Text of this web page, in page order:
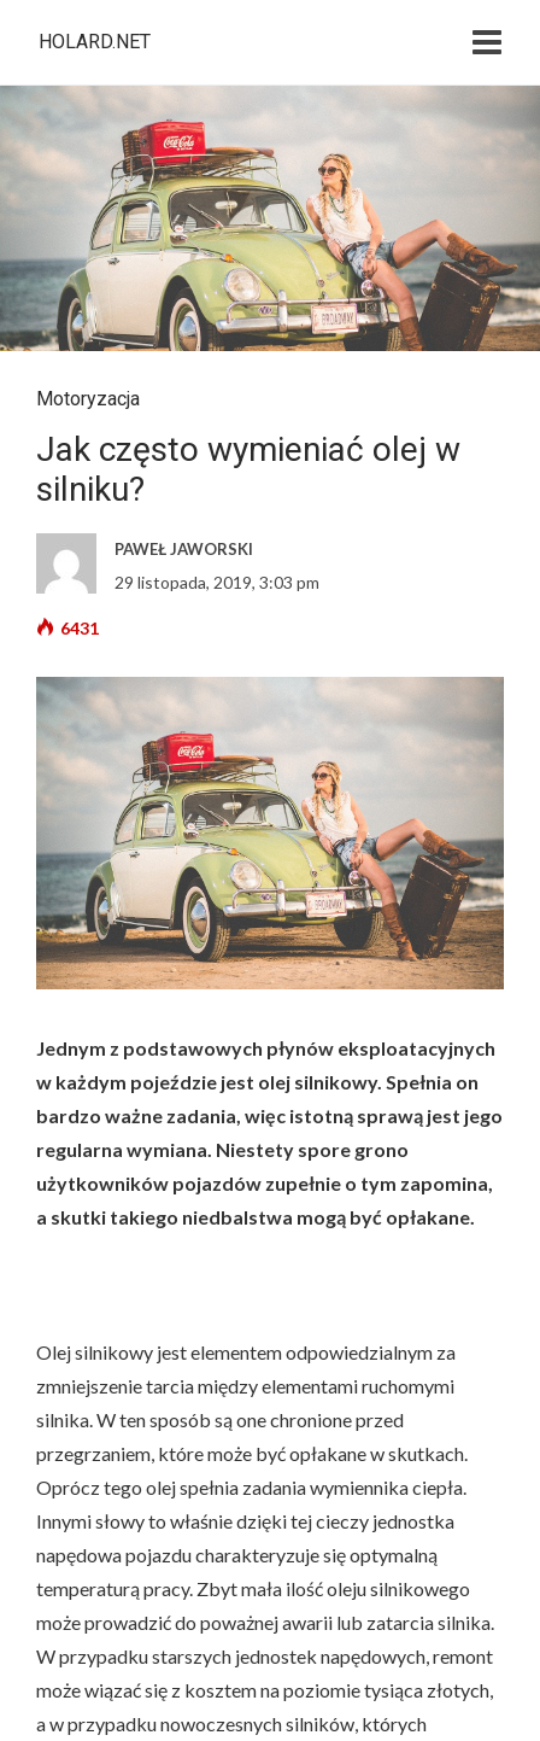
HOLARD.NET
Motoryzacja
Jak często wymieniać olej w
silniku?
PAWEŁ JAWORSKI
29 listopada, 2019, 3:03 pm
6431
Jednym z podstawowych płynów eksploatacyjnych
w każdym pojeździe jest olej silnikowy. Spełnia on
bardzo ważne zadania, więc istotną sprawą jest jego
regularna wymiana. Niestety spore grono
użytkowników pojazdów zupełnie o tym zapomina,
a skutki takiego niedbalstwa mogą być opłakane.
Olej silnikowy jest elementem odpowiedzialnym za
zmniejszenie tarcia między elementami ruchomymi
silnika. W ten sposób są one chronione przed
przegrzaniem, które może być opłakane w skutkach.
Oprócz tego olej spełnia zadania wymiennika ciepła.
Innymi słowy to właśnie dzięki tej cieczy jednostka
napędowa pojazdu charakteryzuje się optymalną
temperaturą pracy. Zbyt mała ilość oleju silnikowego
może prowadzić do poważnej awarii lub zatarcia silnika.
W przypadku starszych jednostek napędowych, remont
może wiązać się z kosztem na poziomie tysiąca złotych,
a w przypadku nowoczesnych silników, których